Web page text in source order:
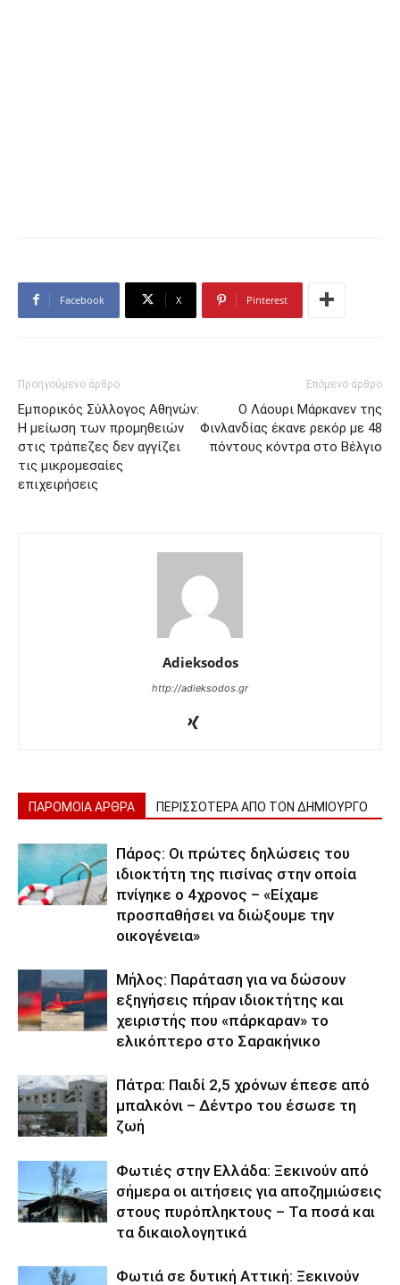
Facebook X Pinterest
Προηγούμενο άρθρο
Eμπορικός Σύλλογος Αθηνών:
Η μείωση των προμηθειών
στις τράπεζες δεν αγγίζει
τις μικρομεσαίες
επιχειρήσεις
Επόμενο άρθρο
Ο Λάουρι Μάρκανεν της
Φινλανδίας έκανε ρεκόρ με 48
πόντους κόντρα στο Βέλγιο
Adieksodos
http://adieksodos.gr
ΠΑΡΟΜΟΙΑ ΑΡΘΡΑ ΠΕΡΙΣΣΟΤΕΡΑ ΑΠΟ ΤΟΝ ΔΗΜΙΟΥΡΓΟ
Πάρος: Οι πρώτες δηλώσεις του
ιδιοκτήτη της πισίνας στην οποία
πνίγηκε ο 4χρονος – «Είχαμε
προσπαθήσει να διώξουμε την
οικογένεια»
Μήλος: Παράταση για να δώσουν
εξηγήσεις πήραν ιδιοκτήτης και
χειριστής που «πάρκαραν» το
ελικόπτερο στο Σαρακήνικο
Πάτρα: Παιδί 2,5 χρόνων έπεσε από
μπαλκόνι – Δέντρο του έσωσε τη
ζωή
Φωτιές στην Ελλάδα: Ξεκινούν από
σήμερα οι αιτήσεις για αποζημιώσεις
στους πυρόπληκτους – Τα ποσά και
τα δικαιολογητικά
Φωτιά σε δυτική Αττική: Ξεκινούν